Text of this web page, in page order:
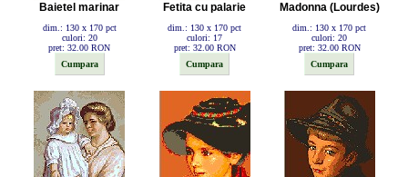
Baietel marinar
dim.: 130 x 170 pct
culori: 20
pret: 32.00 RON
Fetita cu palarie
dim.: 130 x 170 pct
culori: 17
pret: 32.00 RON
Madonna (Lourdes)
dim.: 130 x 170 pct
culori: 20
pret: 32.00 RON